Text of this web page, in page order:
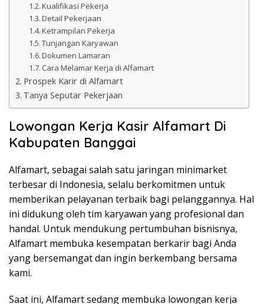
Kualifikasi Pekerja
Detail Pekerjaan
Ketrampilan Pekerja
Tunjangan Karyawan
Dokumen Lamaran
Cara Melamar Kerja di Alfamart
Prospek Karir di Alfamart
Tanya Seputar Pekerjaan
Lowongan Kerja Kasir Alfamart Di
Kabupaten Banggai
Alfamart, sebagai salah satu jaringan minimarket
terbesar di Indonesia, selalu berkomitmen untuk
memberikan pelayanan terbaik bagi pelanggannya. Hal
ini didukung oleh tim karyawan yang profesional dan
handal. Untuk mendukung pertumbuhan bisnisnya,
Alfamart membuka kesempatan berkarir bagi Anda
yang bersemangat dan ingin berkembang bersama
kami.
Saat ini, Alfamart sedang membuka lowongan kerja